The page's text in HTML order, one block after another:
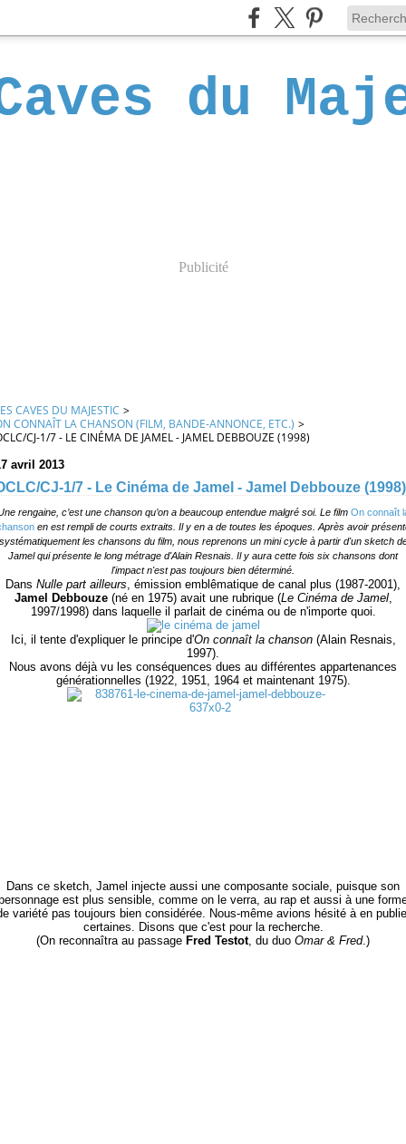
du
Publicité
CAVES DU MAJESTIC >
CONNAÎT LA CHANSON (FILM, BANDE-ANNONCE, ETC.) >
CJ-1/7 - LE CINÉMA DE JAMEL - JAMEL DEBBOUZE (1998)
avril 2013
CJ-1/7 - Le Cinéma de Jamel - Jamel Debbouze (1998)
rengaine, c’est une chanson qu’on a beaucoup entendue malgré soi. Le film On connaît
en est rempli de courts extraits. Il y en a de toutes les époques. Après avoir
les chansons du film, nous reprenons un mini cycle à partir d'un sketch
Jamel qui présente le long métrage d'Alain Resnais. Il y aura cette fois six chansons dont
l'impact n'est pas toujours bien déterminé.
Dans Nulle part ailleurs, émission emblêmatique de canal plus (1987-2001),
Jamel Debbouze(né en 1975) avait une rubrique (Le Cinéma de Jamel,
1997/1998) dans laquelle il parlait de cinéma ou de n'importe quoi.
Ici, il tente d'expliquer le principe d'On connaît la chanson(Alain Resnais,
1997).
Nous avons déjà vu les conséquences dues au différentes appartenances
générationnelles (1922, 1951, 1964 et maintenant 1975).
Dans ce sketch, Jamel injecte aussi une composante sociale, puisque son
est plus sensible, comme on le verra, au rap et aussi à une
variété pas toujours bien considérée. Nous-même avions hésité à en
certaines. Disons que c'est pour la recherche.
(On reconnaîtra au passage Fred Testot, du duo Omar & Fred.)